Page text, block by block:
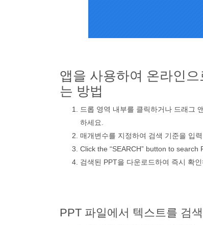
앱을 사용하여 온라인
는 방법
드롭 영역 내부를 클릭하거나 드래그
하세요.
매개변수를 지정하여 검색 기준을 입력
Click the “SEARCH” button to search
검색된 PPT을 다운로드하여 즉시 확인
PPT 파일에서 텍스트를 검